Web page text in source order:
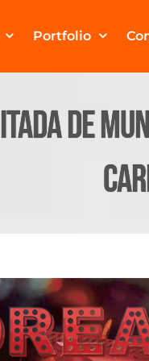
Portfolio
de